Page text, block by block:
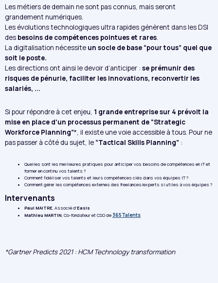
Les métiers de demain ne sont pas connus, mais seront
grandement numériques.
Les évolutions technologiques ultra rapides génèrent dans les DSI
des besoins de compétences pointues et rares.
La digitalisation nécessite un socle de base “pour tous” quel que
soit le poste.
Les directions ont ainsi le devoir d’anticiper : se prémunir des
risques de pénurie, faciliter les innovations, reconvertir les
salariés, ...
Si pour répondre à cet enjeu, 1 grande entreprise sur 4 prévoit la
mise en place d'un processus permanent de “Strategic
Workforce Planning”*, il existe une voie accessible à tous. Pour ne
pas passer à côté du sujet, le “Tactical Skills Planning” :
Quelles sont les meilleures pratiques pour anticiper vos besoins de compétences en IT et
former en continu vos talents ?
Comment fidéliser vos talents et leurs compétences clés dans vos équipes IT ?
Comment gérer les compétences externes des freelances/experts si utiles à vos équipes ?
Intervenants
Paul MAITRE, Associé d'Easis
Mathieu MARTIN, Co-fondateur et CSO de 365Talents
*Gartner Predicts 2021 : HCM Technology transformation